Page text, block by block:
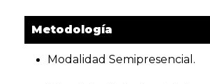
Metodología
Modalidad Semipresencial.